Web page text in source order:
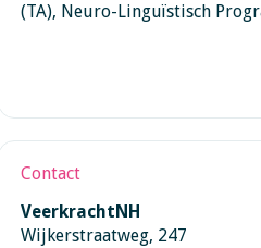
(TA), Neuro-Linguïstisch
Contact
VeerkrachtNH
Wijkerstraatweg, 247